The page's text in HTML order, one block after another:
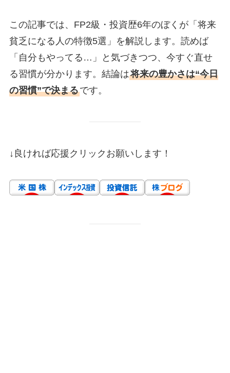
この記事では、FP2級・投資歴6年のぼくが「将来
貧乏になる人の特徴5選」を解説します。読めば
「自分もやってる…」と気づきつつ、今すぐ直せ
る習慣が分かります。結論は将来の豊かさは“今日
の習慣”で決まるです。
↓良ければ応援クリックお願いします！